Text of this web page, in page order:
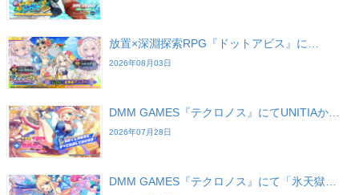
放置×深淵探索RPG『ドットアビス』に…
2026年08月03日
DMM GAMES『テクロノス』にてUNITIAか…
2026年07月28日
DMM GAMES『テクロノス』にて「氷天獄…